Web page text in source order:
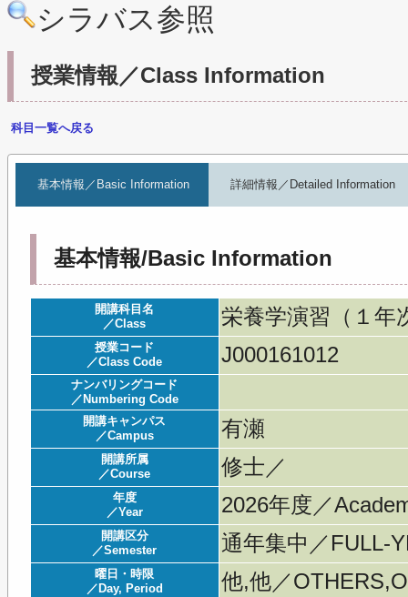
シラバス参照
授業情報／Class Information
科目一覧へ戻る
基本情報／Basic Information 詳細情報／Detailed Information
基本情報/Basic Information
開講科目名
／Class
栄養学演習（１年
授業コード
／Class Code
J000161012
ナンバリングコード
／Numbering Code
開講キャンパス
／Campus
有瀬
開講所属
／Course
修士／
年度
／Year
2026年度／
開講区分
／Semester
通年集中／FULL-
曜日・時限
／Day, Period
他,他／